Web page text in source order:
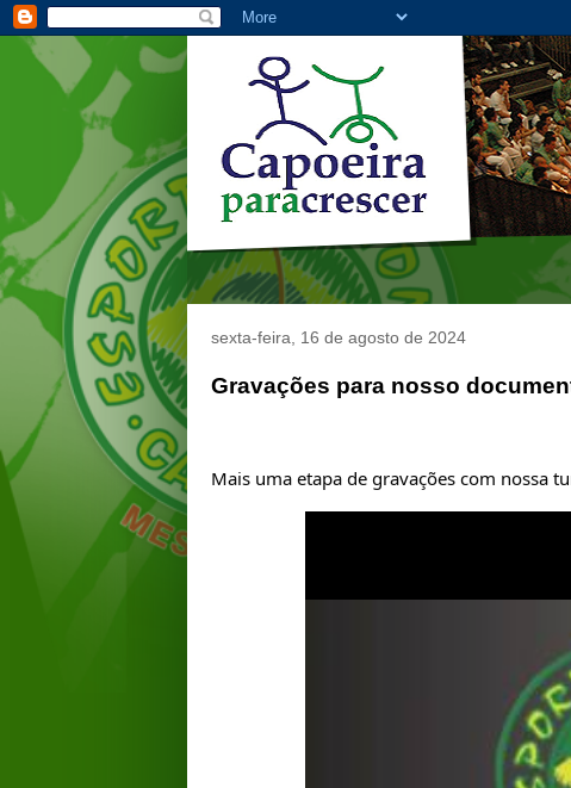
sexta-feira, 16 de agosto de 2024
Gravações para nosso
Mais uma etapa de gravações com nossa